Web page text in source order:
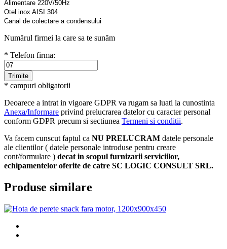
Alimentare 220V/50Hz
Otel inox AISI 304
Canal de colectare a condensului
Numărul firmei la care sa te sunăm
* Telefon firma:
* campuri obligatorii
Deoarece a intrat in vigoare GDPR va rugam sa luati la cunostinta
Anexa/Informare privind prelucrarea datelor cu caracter personal
conform GDPR precum si sectiunea Termeni si conditii.
Va facem cunscut faptul ca NU PRELUCRAM datele personale
ale clientilor ( datele personale introduse pentru creare
cont/formulare ) decat in scopul furnizarii serviciilor,
echipamentelor oferite de catre SC LOGIC CONSULT SRL.
Produse similare